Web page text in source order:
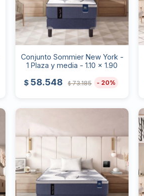
Conjunto Sommier New York -
1 Plaza y media - 1.10 x 1.90
$ 58.548 $ 73.185 20